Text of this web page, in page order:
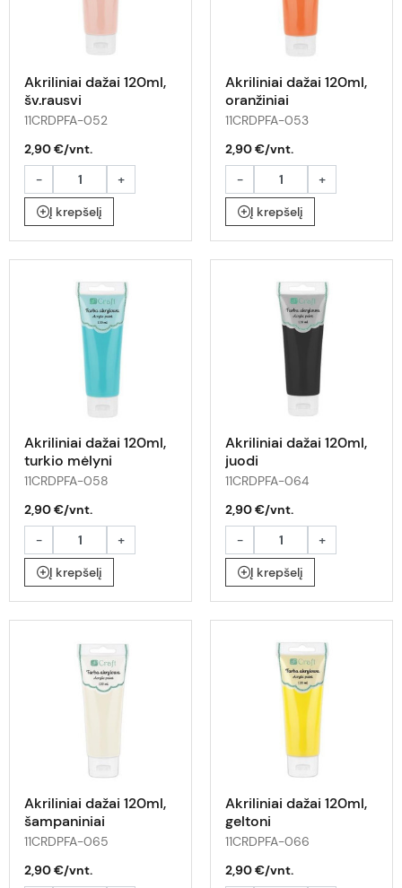
Akriliniai dažai 120ml,
šv.rausvi
11CRDPFA-052
2,90 €/vnt.
-
+
Į krepšelį
Akriliniai dažai 120ml,
oranžiniai
11CRDPFA-053
2,90 €/vnt.
-
+
Į krepšelį
Akriliniai dažai 120ml,
turkio mėlyni
11CRDPFA-058
2,90 €/vnt.
-
+
Į krepšelį
Akriliniai dažai 120ml,
juodi
11CRDPFA-064
2,90 €/vnt.
-
+
Į krepšelį
Akriliniai dažai 120ml,
šampaniniai
11CRDPFA-065
2,90 €/vnt.
Akriliniai dažai 120ml,
geltoni
11CRDPFA-066
2,90 €/vnt.